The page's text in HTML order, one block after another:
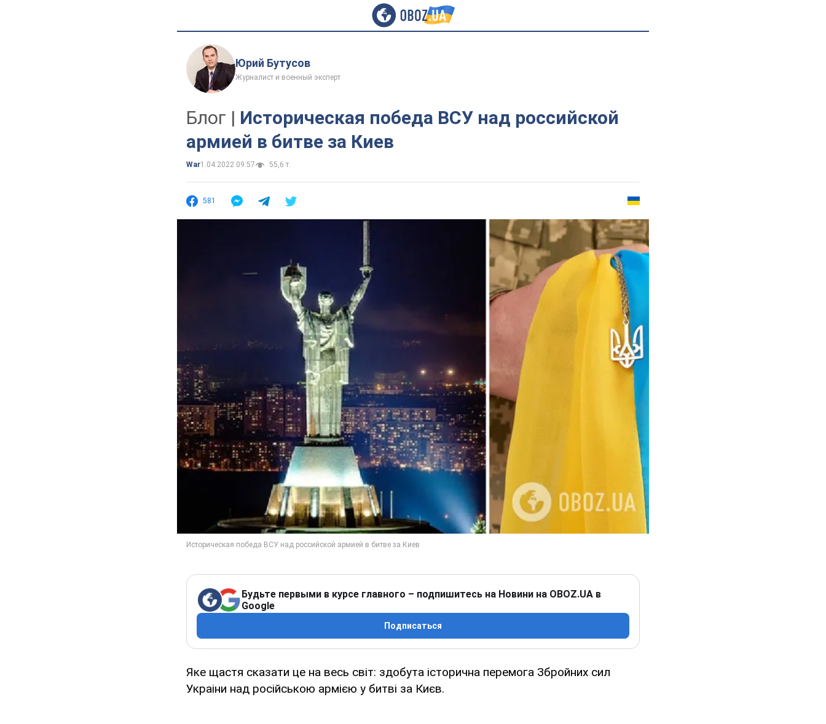
Юрий Бутусов
Журналист и военный эксперт
Блог | Историческая победа ВСУ над российской
армией в битве за Киев
War1.04.2022 09:57 55,6 т.
581
Будьте первыми в курсе главного – подпишитесь на Новини на OBOZ.UA в
Google
Подписаться
Яке щастя сказати це на весь світ: здобута історична перемога Збройних сил
Украіни над російською армією у битві за Києв.